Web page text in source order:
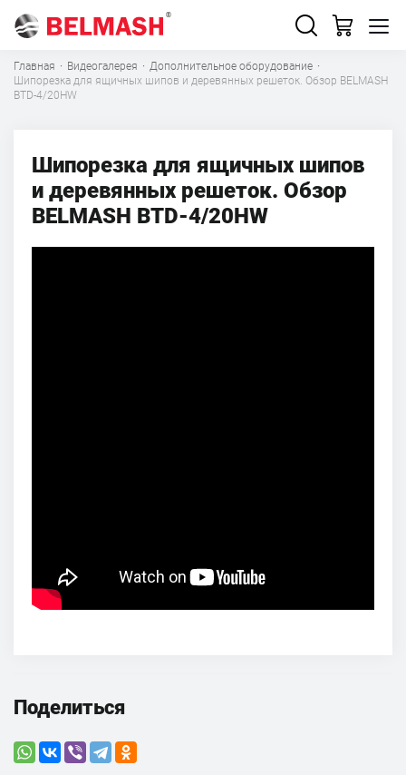
Главная · Видеогалерея · Дополнительное оборудование ·
Шипорезка для ящичных шипов и деревянных решеток. Обзор BELMASH
BTD-4/20HW
Шипорезка для ящичных шипов
и деревянных решеток. Обзор
BELMASH BTD-4/20HW
Поделиться